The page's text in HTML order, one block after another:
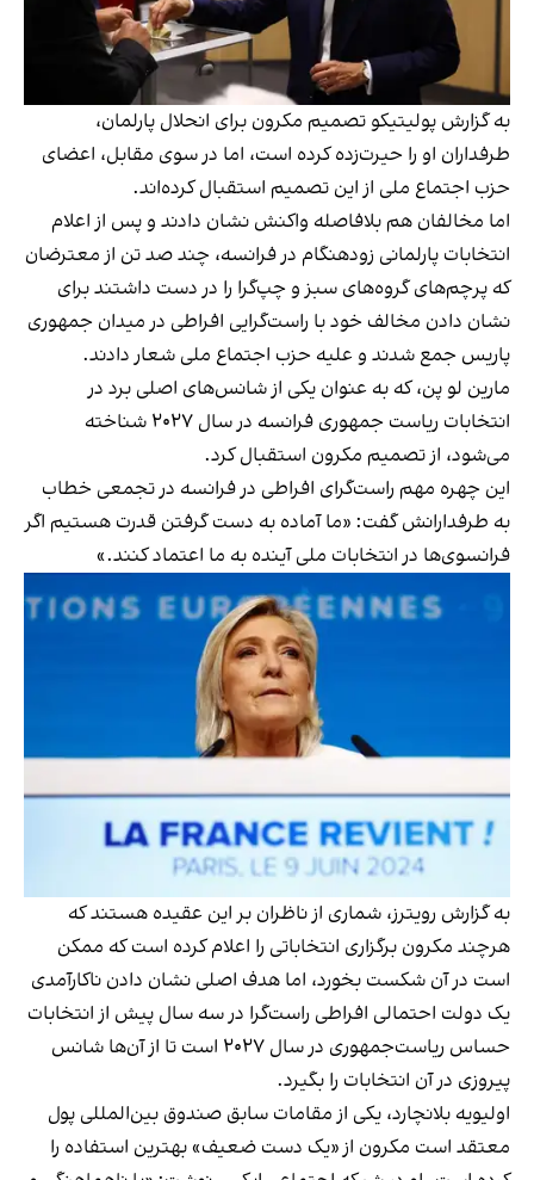
به گزارش پولیتیکو تصمیم مکرون برای انحلال پارلمان،
طرفداران او را حیرت‌زده کرده است، اما در سوی مقابل، اعضای
حزب اجتماع ملی از این تصمیم استقبال کرده‌اند.
اما مخالفان هم بلافاصله واکنش نشان دادند و پس از اعلام
انتخابات پارلمانی زودهنگام در فرانسه، چند صد تن از معترضان
که پرچم‌های گروه‌های سبز و چپ‌گرا را در دست داشتند برای
نشان دادن مخالف خود با راست‌گرایی افراطی در میدان جمهوری
پاریس جمع شدند و علیه حزب اجتماع ملی شعار دادند.
مارین لو پن، که به عنوان یکی از شانس‌های اصلی برد در
انتخابات ریاست جمهوری فرانسه در سال ۲۰۲۷ شناخته
می‌شود، از تصمیم مکرون استقبال کرد.
این چهره مهم راست‌گرای افراطی در فرانسه در تجمعی خطاب
به طرفدارانش گفت: «ما آماده به دست گرفتن قدرت هستیم اگر
فرانسوی‌ها در انتخابات ملی آینده به ما اعتماد کنند.»
به گزارش رویترز، شماری از ناظران بر این عقیده هستند که
هرچند مکرون برگزاری انتخاباتی را اعلام کرده است که ممکن
است در آن شکست بخورد، اما هدف اصلی نشان دادن ناکارآمدی
یک دولت احتمالی افراطی راست‌گرا در سه سال پیش از انتخابات
حساس ریاست‌جمهوری در سال ۲۰۲۷ است تا از آن‌ها شانس
پیروزی در آن انتخابات را بگیرد.
اولیویه بلانچارد، یکی از مقامات سابق صندوق بین‌المللی پول
معتقد است مکرون از «یک دست ضعیف» بهترین استفاده را